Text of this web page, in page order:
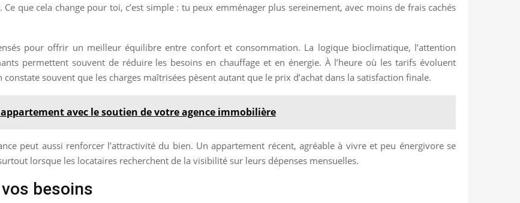
que cela change pour toi, c’est simple : tu peux emménager plus sereinement, avec moins de frais cachés
pour offrir un meilleur équilibre entre confort et consommation. La logique bioclimatique, l’attention
permettent souvent de réduire les besoins en chauffage et en énergie. À l’heure où les tarifs évoluent
souvent que les charges maîtrisées pèsent autant que le prix d’achat dans la satisfaction finale.
avec le soutien de votre agence immobilière
peut aussi renforcer l’attractivité du bien. Un appartement récent, agréable à vivre et peu énergivore se
lorsque les locataires recherchent de la visibilité sur leurs dépenses mensuelles.
besoins